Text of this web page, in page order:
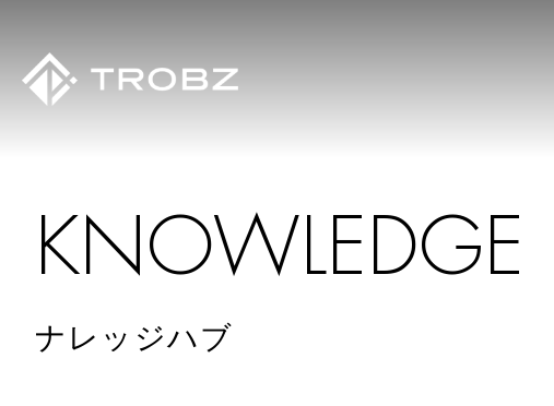
KNOWLEDGE
ナレッジハブ